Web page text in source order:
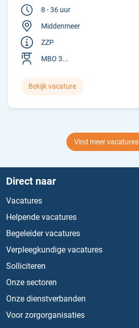
8 - 36 uur
Middenmeer
ZZP
MBO 3...
Bekijk vacature
Vind meer vacatures
Direct naar
Vacatures
Helpende vacatures
Begeleider vacatures
Verpleegkundige vacatures
Solliciteren
Onze sectoren
Onze dienstverbanden
Voor zorgorganisaties